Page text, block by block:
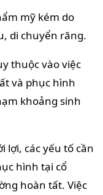
mỹ kém do
di chuyển răng.
thuộc vào việc
và phục hình
khoảng sinh
lợi, các yếu tố cần
hình tại cổ
hoàn tất. Việc